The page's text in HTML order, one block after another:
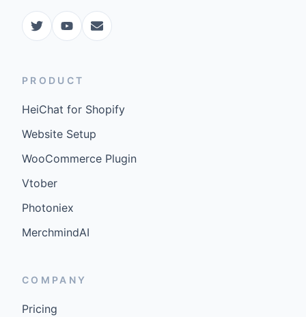
PRODUCT
HeiChat for Shopify
Website Setup
WooCommerce Plugin
Vtober
Photoniex
MerchmindAI
COMPANY
Pricing